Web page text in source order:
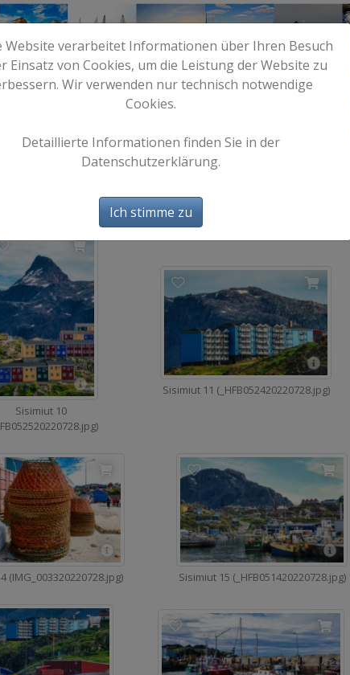
Sisimiut
25 Bild(er)
Sisimiut 10
Sisimiut 11 (_HFB052420220728.jpg)
(IMG_003320220728.jpg) Sisimiut 15 (_HFB051420220728.jpg)
Website verarbeitet Informationen über Ihren Besuch
Einsatz von Cookies, um die Leistung der Website zu
Wir verwenden nur technisch notwendige
Cookies.
Detaillierte Informationen finden Sie in der
Datenschutzerklärung.
Ich stimme zu